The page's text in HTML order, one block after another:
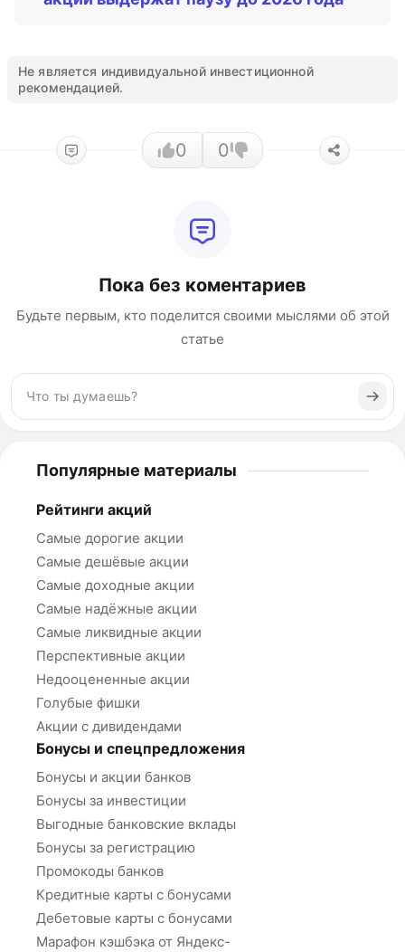
Не является индивидуальной инвестиционной
рекомендацией.
0 0
Пока без коментариев
Будьте первым, кто поделится своими мыслями об этой
статье
Популярные материалы
Рейтинги акций
Самые дорогие акции
Самые дешёвые акции
Самые доходные акции
Самые надёжные акции
Самые ликвидные акции
Перспективные акции
Недооцененные акции
Голубые фишки
Акции с дивидендами
Бонусы и спецпредложения
Бонусы и акции банков
Бонусы за инвестиции
Выгодные банковские вклады
Бонусы за регистрацию
Промокоды банков
Кредитные карты с бонусами
Дебетовые карты с бонусами
Марафон кэшбэка от Яндекс-